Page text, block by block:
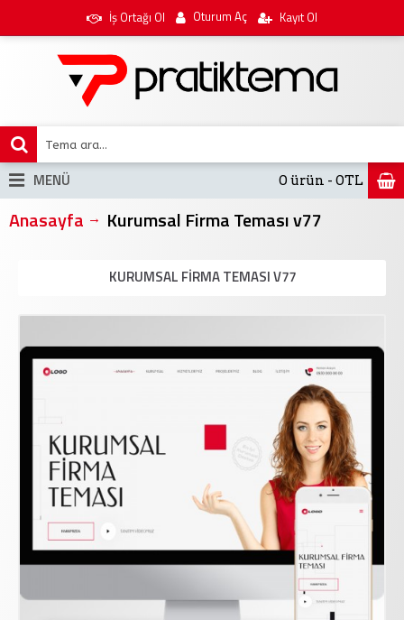
İş Ortağı Ol Oturum Aç Kayıt Ol
0 ürün - 0TL
MENÜ
Anasayfa Kurumsal Firma Teması v77
KURUMSAL FIRMA TEMASI V77